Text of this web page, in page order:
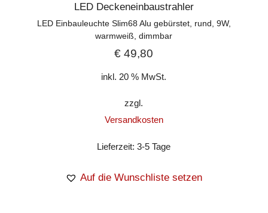
LED Deckeneinbaustrahler
LED Einbauleuchte Slim68 Alu gebürstet, rund, 9W,
warmweiß, dimmbar
€ 49,80
inkl. 20 % MwSt.
zzgl.
Versandkosten
Lieferzeit:3-5 Tage
Auf die Wunschliste setzen